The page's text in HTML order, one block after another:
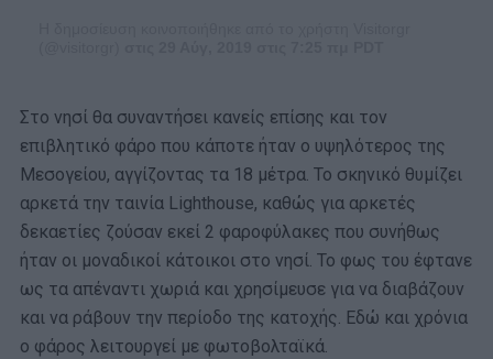
Στο νησί θα συναντήσει κανείς επίσης και τον
επιβλητικό φάρο που κάποτε ήταν ο υψηλότερος της
Μεσογείου, αγγίζοντας τα 18 μέτρα. Το σκηνικό θυμίζει
αρκετά την ταινία Lighthouse, καθώς για αρκετές
δεκαετίες ζούσαν εκεί 2 φαροφύλακες που συνήθως
ήταν οι μοναδικοί κάτοικοι στο νησί. Το φως του έφτανε
ως τα απέναντι χωριά και χρησίμευσε για να διαβάζουν
και να ράβουν την περίοδο της κατοχής. Εδώ και χρόνια
ο φάρος λειτουργεί με φωτοβολταϊκά.